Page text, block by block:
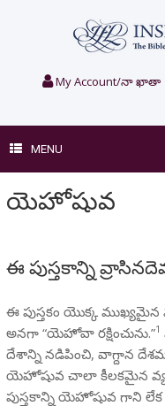
My Account/నా ఖాతా
MENU
యెహోషువ
ఈ పుస్తకాన్ని
ఈ పుస్తకం యొక్క
అనగా “యెహోవా రక్షించును.”1
దేశాన్ని నడిపించి, వాగ్దాన
యెహోషువ చాలా కీలకమైన
పుస్తకాన్ని యెహోషువ గాని లేక